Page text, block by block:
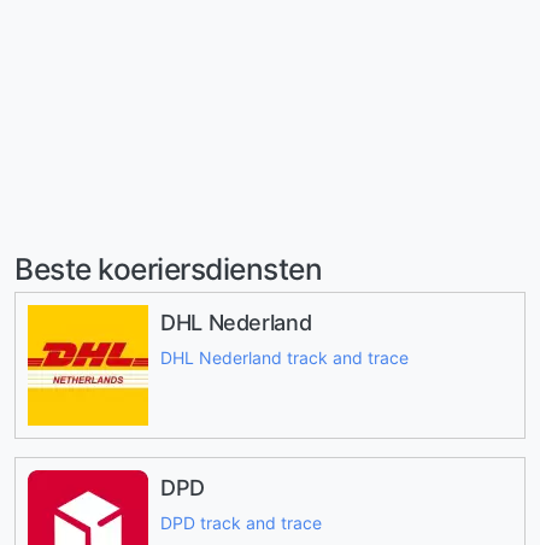
Beste koeriersdiensten
DHL Nederland
DHL Nederland track and trace
DPD
DPD track and trace